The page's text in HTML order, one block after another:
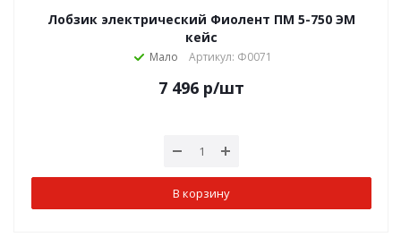
Лобзик электрический Фиолент ПМ 5-750 ЭМ
кейс
Мало Артикул: Ф0071
7 496 р/шт
В корзину